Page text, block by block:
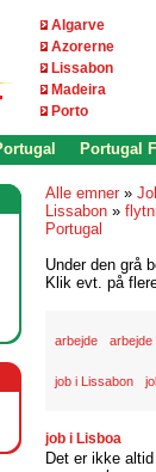
Algarve
Azorerne
Lissabon
Madeira
Porto
Portugal
Alle emner »
Lissabon »
Portugal
Under den grå
Klik evt. på
arbejde arbejde
job i Lissabon
job i Lisboa
Det er ikke